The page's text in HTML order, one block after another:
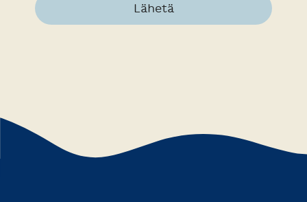
Lähetä